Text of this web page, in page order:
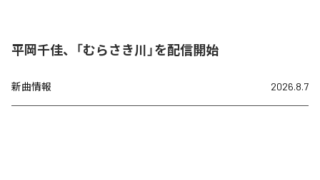
平岡千佳、「むらさき川」を配信開始
新曲情報 2026.8.7